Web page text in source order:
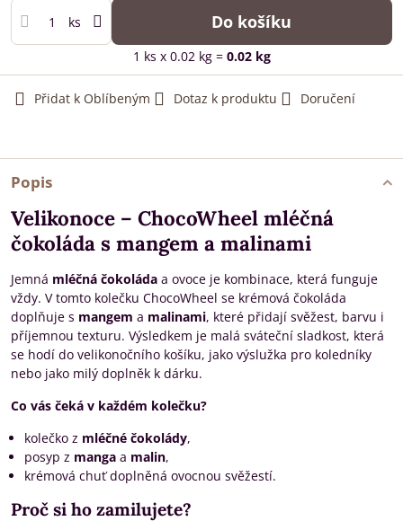
ks Do košíku
1 ks x 0.02 kg = 0.02kg
Přidat k Oblíbeným Dotaz k produktu Doručení
Popis
Velikonoce – ChocoWheel mléčná
čokoláda s mangem a malinami
Jemná mléčná čokoláda a ovoce je kombinace, která funguje
vždy. V tomto kolečku ChocoWheel se krémová čokoláda
doplňuje s mangem a malinami, které přidají svěžest, barvu i
příjemnou texturu. Výsledkem je malá sváteční sladkost, která
se hodí do velikonočního košíku, jako výslužka pro koledníky
nebo jako milý doplněk k dárku.
Co vás čeká v každém kolečku?
kolečko z mléčné čokolády,
posyp z manga a malin,
krémová chuť doplněná ovocnou svěžestí.
Proč si ho zamilujete?